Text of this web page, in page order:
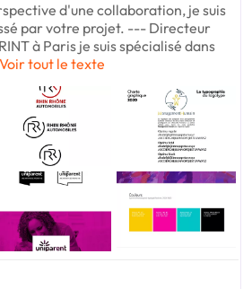
d'une collaboration, je suis
par votre projet. --- Directeur
à Paris je suis spécialisé dans
Voir tout le texte